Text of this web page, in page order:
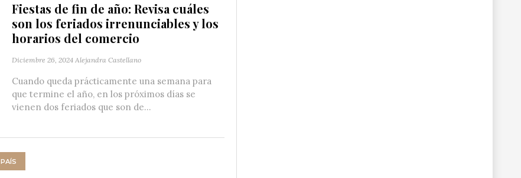
Fiestas de fin de año: Revisa cuáles
son los feriados irrenunciables y los
horarios del comercio
Diciembre 26, 2024 Alejandra Castellano
Cuando queda prácticamente una semana para
que termine el año, en los próximos días se
vienen dos feriados que son de...
PAÍS